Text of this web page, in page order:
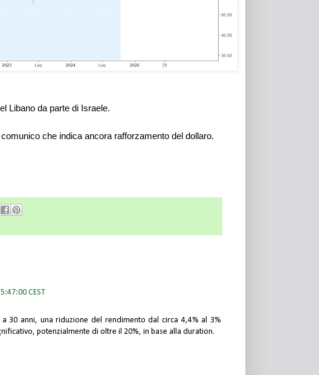
Libano da parte di Israele.
che indica ancora rafforzamento del dollaro.
CEST
30 anni, una riduzione del rendimento dal circa 4,4% al 3%
potenzialmente di oltre il 20%, in base alla duration.